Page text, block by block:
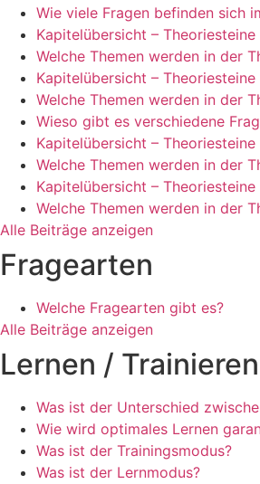
Wie viele Fragen befinden sich
Kapitelübersicht –
Welche Themen werden in der
Kapitelübersicht – Theoriesteine
Welche Themen werden in der
Wieso gibt es verschiedene
Kapitelübersicht –
Welche Themen werden in der
Kapitelübersicht –
Welche Themen werden in der
Alle Beiträge anzeigen
Fragearten
Welche Fragearten gibt es?
Alle Beiträge anzeigen
Lernen /
Was ist der Unterschied
Wie wird optimales Lernen
Was ist der Trainingsmodus?
Was ist der Lernmodus?